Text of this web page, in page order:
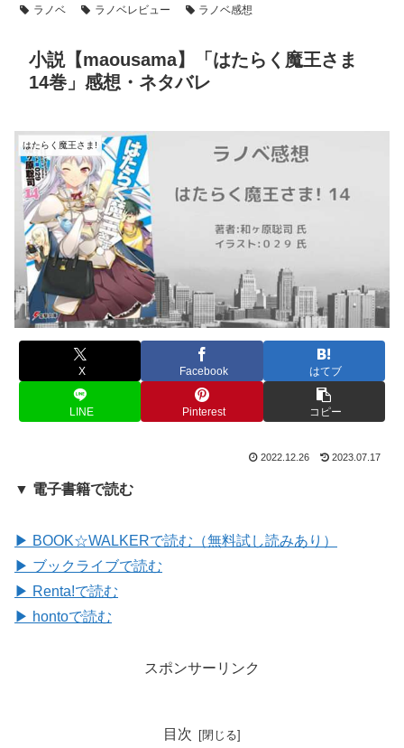
ラノベ ラノベレビュー ラノベ感想
小説【maousama】「はたらく魔王さま
14巻」感想・ネタバレ
はたらく魔王さま!
X Facebook はてブ
LINE Pinterest コピー
2022.12.26 2023.07.17
▼ 電子書籍で読む
▶ BOOK☆WALKERで読む（無料試し読みあり）
▶ ブックライブで読む
▶ Renta!で読む
▶ hontoで読む
スポンサーリンク
目次